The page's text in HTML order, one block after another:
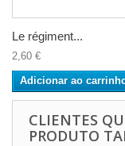
Le régiment...
2,60 €
Adicionar ao
CLIENTES
PRODUTO